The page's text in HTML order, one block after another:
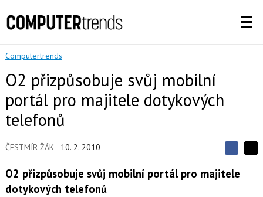
Computertrends
O2 přizpůsobuje svůj mobilní
portál pro majitele dotykových
telefonů
ČESTMÍR ŽÁK 10. 2. 2010
S
d
S
O2 přizpůsobuje svůj mobilní portál pro majitele
dotykových telefonů